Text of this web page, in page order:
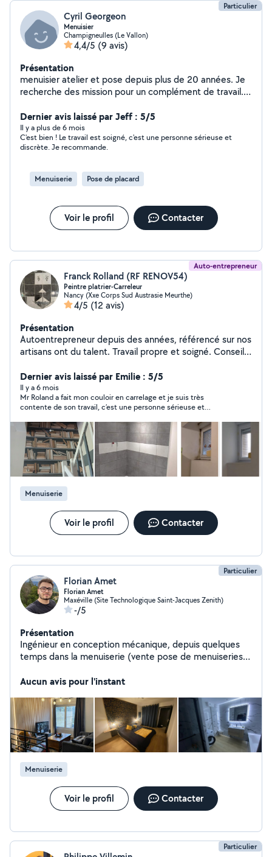
Particulier
Cyril Georgeon
Menuisier
Champigneulles (Le Vallon)
4,4/5 (9 avis)
Présentation
menuisier atelier et pose depuis plus de 20 années. Je
recherche des mission pour un complément de travail.
réalise des travaux de rénovation bois et cloison sèche.
Pose et rénovation parquet. Réalisation et pose
d'agencement.
Dernier avis laissé par Jeff : 5/5
Il y a plus de 6 mois
C'est bien ! Le travail est soigné, c'est une personne sérieuse et
discrète. Je recommande.
Menuiserie Pose de placard
Voir le profil Contacter
Auto-entrepreneur
Franck Rolland (RF RENOV54)
Peintre platrier-Carreleur
Nancy (Xxe Corps Sud Austrasie Meurthe)
4/5 (12 avis)
Présentation
Autoentrepreneur depuis des années, référencé sur nos
artisans ont du talent. Travail propre et soigné. Conseils
engager des dépenses inutiles.
Dernier avis laissé par Emilie : 5/5
Il y a 6 mois
Mr Roland a fait mon couloir en carrelage et je suis très
contente de son travail, c’est une personne sérieuse et
Menuiserie
Voir le profil Contacter
Particulier
Florian Amet
Florian Amet
Maxéville (Site Technologique Saint-Jacques Zenith)
-/5
Présentation
Ingénieur en conception mécanique, depuis quelques
temps dans la menuiserie (vente pose de menuiseries
rénové ma maison de À à Z (voir photos)
Aucun avis pour l'instant
Menuiserie
Voir le profil Contacter
Particulier